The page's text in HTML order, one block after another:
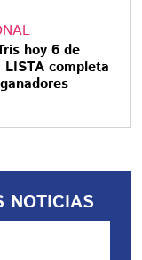
hoy 6 de
completa
NOTICIAS